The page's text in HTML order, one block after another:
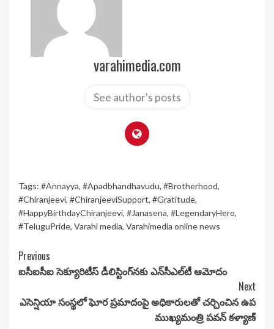
varahimedia.com
See author's posts
Tags: #Annayya, #Apadbhandhavudu, #Brotherhood,
#Chiranjeevi, #ChiranjeeviSupport, #Gratitude,
#HappyBirthdayChiranjeevi, #Janasena, #LegendaryHero,
#TeluguPride, Varahi media, Varahimedia online news
Continue
Reading
Previous
ఐసీఐసీఐ సెక్యూరిటీస్ డీలిస్టింగ్‌నకు ఎన్‌సీఎల్‌టీ ఆమోదం
Next
ఎసెన్షియా సంస్థలో ఘోర ప్రమాదంపై అధికారులతో చర్చించిన ఉప
ముఖ్యమంత్రి పవన్ కళ్యాణ్